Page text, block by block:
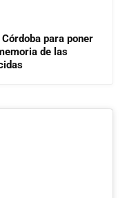
para poner
de las